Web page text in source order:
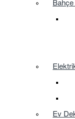
Ev